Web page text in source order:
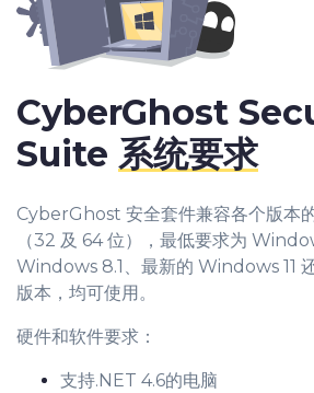
CyberGhost
Suite 系统要求
CyberGhost 安全套件兼容各个版本
（32 及 64 位），最低要求为
Windows 8.1、最新的 Windows 11
版本，均可使用。
硬件和软件要求：
支持.NET 4.6的电脑